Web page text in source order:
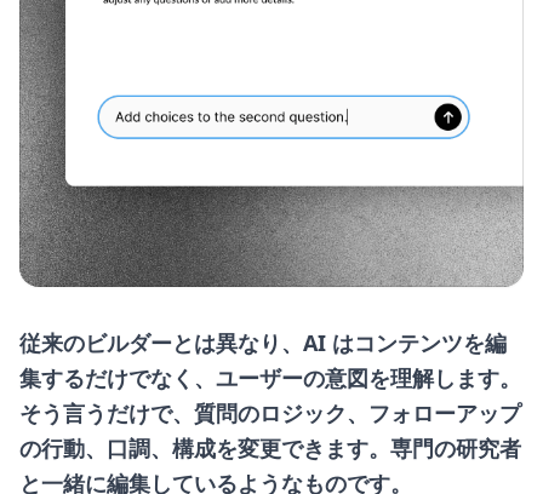
従来のビルダーとは異なり、AI はコンテンツを編
集するだけでなく、ユーザーの意図を理解します。
そう言うだけで、質問のロジック、フォローアップ
の行動、口調、構成を変更できます。専門の研究者
と一緒に編集しているようなものです。